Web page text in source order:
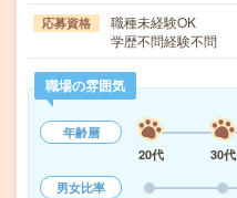
応募資格
職種未経験OK
学歴不問経験不問
職場の雰囲気
年齢層
20代
30代
男女比率